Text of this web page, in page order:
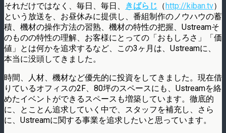
それだけではなく、毎日、毎日、
きばらじ （http://kiban.tv）
という放送を、お昼休みに提供し、番組制作のノウハウの蓄
積、機材の操作方法の習熟、機材の特性の把握、Ustreamそ
のものの特性の理解、お客様にとっての「おもしろさ」「価
値」とは何かを追求するなど、この3ヶ月は、Ustreamに、
本当に没頭してきました。
時間、人材、機材など優先的に投資をしてきました。現在借
りているオフィスの2F、80坪のスペースにも、Ustreamを絡
めたイベントができるスペースも増築しています。徹底的
に、とことん追求していく中で、スタッフを補充し、さら
に、Ustreamに関する事業を追求したいと思っています。